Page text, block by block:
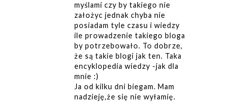
myślami czy by takiego nie
założyc jednak chyba nie
posiadam tyle czasu i wiedzy
ile prowadzenie takiego bloga
by potrzebowało. To dobrze,
że są takie blogi jak ten. Taka
encyklopedia wiedzy -jak dla
mnie :)
Ja od kilku dni biegam. Mam
nadzieję,że się nie wyłamię.